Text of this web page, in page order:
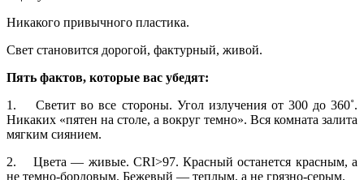
Никакого привычного пластика.
Свет становится дорогой, фактурный, живой.
Пять фактов, которые вас убедят:
1. Светит во все стороны. Угол излучения от 300 до 360˚.
Никаких «пятен на столе, а вокруг темно». Вся комната залита
мягким сиянием.
2. Цвета — живые. CRI>97. Красный останется красным, а
не темно-бордовым. Бежевый — теплым, а не грязно-серым.